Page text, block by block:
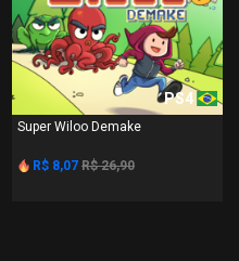
PS4
Super Wiloo Demake
R$ 8,07 R$ 26,90